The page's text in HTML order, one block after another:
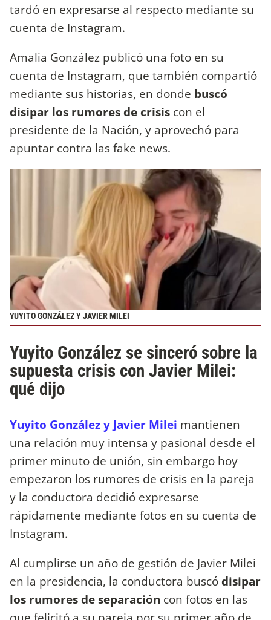
tardó en expresarse al respecto mediante su
cuenta de Instagram.
Amalia González publicó una foto en su
cuenta de Instagram, que también compartió
mediante sus historias, en donde buscó
disipar los rumores de crisis con el
presidente de la Nación, y aprovechó para
apuntar contra las fake news.
YUYITO GONZÁLEZ Y JAVIER MILEI
Yuyito González se sinceró sobre la
supuesta crisis con Javier Milei:
qué dijo
Yuyito González y Javier Milei mantienen
una relación muy intensa y pasional desde el
primer minuto de unión, sin embargo hoy
empezaron los rumores de crisis en la pareja
y la conductora decidió expresarse
rápidamente mediante fotos en su cuenta de
Instagram.
Al cumplirse un año de gestión de Javier Milei
en la presidencia, la conductora buscódisipar
los rumores de separación con fotos en las